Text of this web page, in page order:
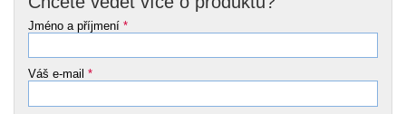
Jméno a příjmení *
Váš e-mail *